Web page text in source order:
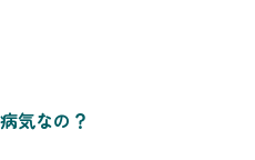
気なの？